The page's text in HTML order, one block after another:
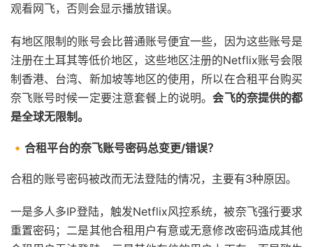
观看网飞，否则会显示播放错误。
有地区限制的账号会比普通账号便宜一些，因为这些账号是
注册在土耳其等低价地区，这些地区注册的Netflix账号会限
制香港、台湾、新加坡等地区的使用，所以在合租平台购买
奈飞账号时候一定要注意套餐上的说明。会飞的奈提供的都
是全球无限制。
🔸合租平台的奈飞账号密码总变更/错误？
合租的账号密码被改而无法登陆的情况，主要有3种原因。
一是多人多IP登陆，触发Netflix风控系统，被奈飞强行要求
重置密码；二是其他合租用户有意或无意修改密码造成其他